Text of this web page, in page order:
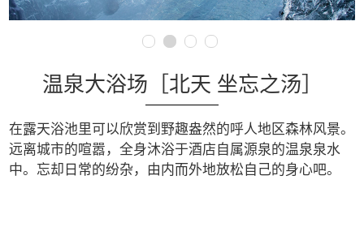
温泉大浴场［北天 坐忘之汤］
在露天浴池里可以欣赏到野趣盎然的呼人地区森林风景。
远离城市的喧嚣，全身沐浴于酒店自属源泉的温泉泉水
中。 忘却日常的纷杂，由内而外地放松自己的身心吧。